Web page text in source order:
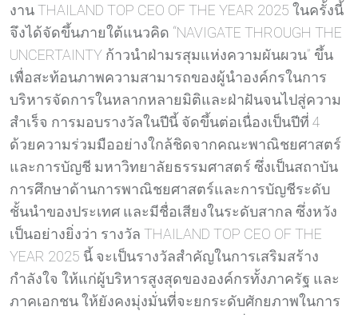
งาน THAILAND TOP CEO OF THE YEAR 2025 ในครั้งนี้
จึงได้จัดขึ้นภายใต้แนวคิด “NAVIGATE THROUGH THE
UNCERTAINTY ก้าวนำฝ่ามรสุมแห่งความผันผวน” ขึ้น
เพื่อสะท้อนภาพความสามารถของผู้นำองค์กรในการ
บริหารจัดการในหลากหลายมิติและฝ่าฝันจนไปสู่ความ
สำเร็จ การมอบรางวัลในปีนี้ จัดขึ้นต่อเนื่องเป็นปีที่ 4
ด้วยความร่วมมืออย่างใกล้ชิดจากคณะพาณิชยศาสตร์
และการบัญชี มหาวิทยาลัยธรรมศาสตร์ ซึ่งเป็นสถาบัน
การศึกษาด้านการพาณิชยศาสตร์และการบัญชีระดับ
ชั้นนำของประเทศ และมีชื่อเสียงในระดับสากล ซึ่งหวัง
เป็นอย่างยิ่งว่า รางวัล THAILAND TOP CEO OF THE
YEAR 2025 นี้ จะเป็นรางวัลสำคัญในการเสริมสร้าง
กำลังใจ ให้แก่ผู้บริหารสูงสุดขององค์กรทั้งภาครัฐ และ
ภาคเอกชน ให้ยังคงมุ่งมั่นที่จะยกระดับศักยภาพในการ